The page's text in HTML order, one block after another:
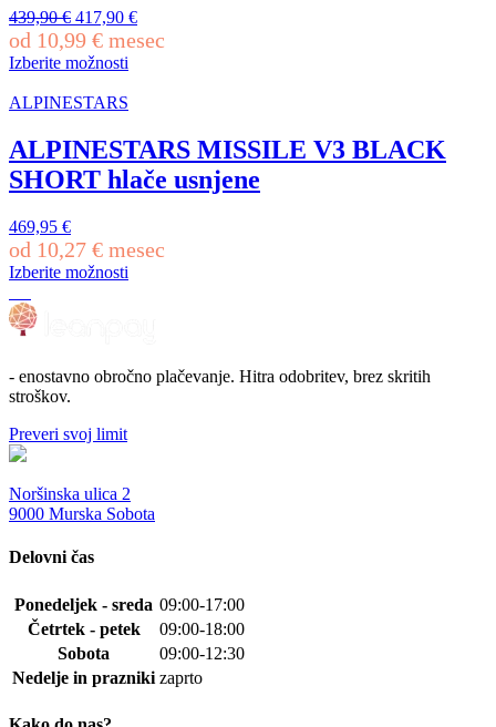
na
strani
izdelka
439,90€ Izvirna
cena
je
bila:
439,90 €.
417,90 €Trenutna
cena
od 10,99 € mesec
Izberite možnosti
izdelek
več
različic.
Možnosti
izberete
na
strani
izdelka
ALPINESTARS
ALPINESTARS MISSILE V3 BLACK
SHORT hlače usnjene
469,95 €
od 10,27 € mesec
Izberite možnosti
izdelek
ima
različic.
Možnosti
izberete
na
izdelka
- enostavno obročno plačevanje. Hitra odobritev, brez skritih
stroškov.
Preveri svoj limit
Noršinska ulica 2
9000 Murska Sobota
Delovni čas
Ponedeljek - sreda 09:00-17:00
Četrtek - petek
09:00-18:00
Sobota
09:00-12:30
Nedelje in prazniki zaprto